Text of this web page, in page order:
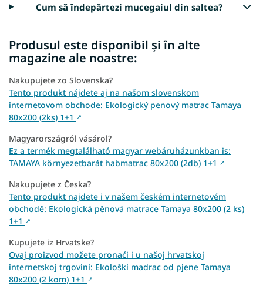
Cum să îndepărtezi mucegaiul din saltea?
Produsul este disponibil și în alte
magazine ale noastre:
Nakupujete zo Slovenska?
Tento produkt nájdete aj na našom slovenskom
internetovom obchode: Ekologický penový matrac Tamaya
80x200 (2ks) 1+1 ↗
Magyarországról vásárol?
Ez a termék megtalálható magyar webáruházunkban is:
TAMAYA környezetbarát habmatrac 80x200 (2db) 1+1 ↗
Nakupujete z Česka?
Tento produkt najdete i v našem českém internetovém
obchodě: Ekologická pěnová matrace Tamaya 80x200 (2 ks)
1+1 ↗
Kupujete iz Hrvatske?
Ovaj proizvod možete pronaći i u našoj hrvatskoj
internetskoj trgovini: Ekološki madrac od pjene Tamaya
80x200 (2 kom) 1+1 ↗